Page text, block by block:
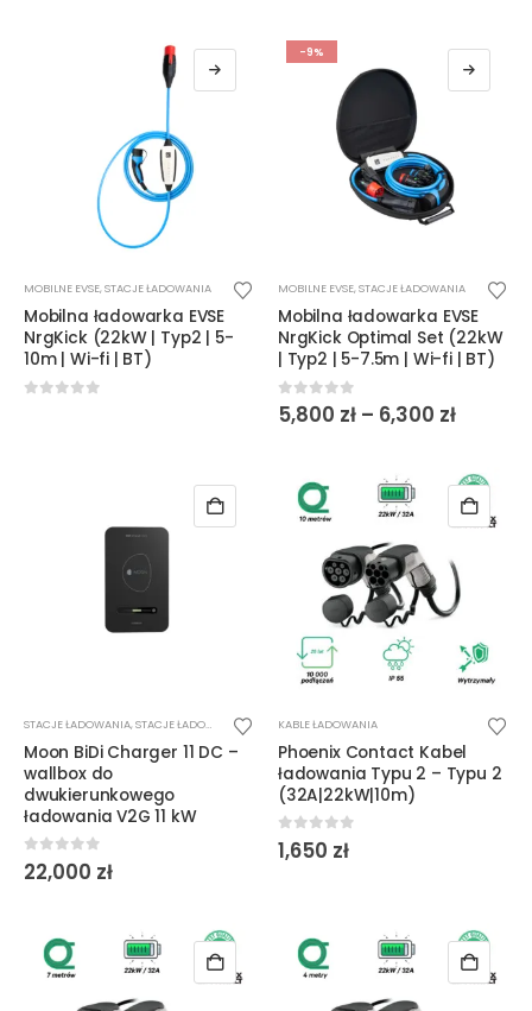
ma
wiele
wariantów.
MOBILNE EVSE,STACJE ŁADOWANIA
Mobilna ładowarka EVSE
NrgKick (22kW | Typ2 | 5-
10m | Wi-fi | BT)
-9%
ma
wiele
wariantów.
Opcje
na
stronie
produktu
MOBILNE EVSE,STACJE ŁADOWANIA
Mobilna ładowarka EVSE
NrgKick Optimal Set (22kW
| Typ2 | 5-7.5m | Wi-fi | BT)
0out of 5
5,800 zł – 6,300 złZakres
5,800 zł
do
6,300 zł
STACJE ŁADOWANIA,STACJE ŁADOWANIA DC WALLBOX
Moon BiDi Charger 11 DC –
wallbox do
dwukierunkowego
ładowania V2G 11 kW
0out of 5
22,000 zł
KABLE ŁADOWANIA
Phoenix Contact Kabel
ładowania Typu 2 – Typu 2
(32A|22kW|10m)
0 out of 5
1,650 zł